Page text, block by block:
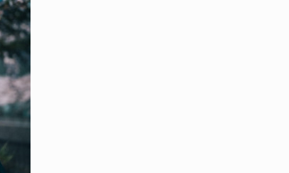
2015等。
括黃龍斌《單身大晒》及《真話》、K11《Unbegotten
草劇團《築地哈林》、第三十九屆香港藝術節——遊樂民
打擊樂音樂會、林二汶《給前度的音樂會》、林澤群實
演碩士畢業作品《藍．房間》、姊宮樂園《姊宮樂園》
遊樂會2013》、世界文化藝術節——詩人黑盒劇場《寒
莊《講女烈傳之戴錯嘢夫人》、7A班戲劇組《SEVEN
釗製作室《夢．飛》、中英劇團《復仇者傳聞之驚天
唱會2013》、香港話劇團《順風．送水》、《維港乾了